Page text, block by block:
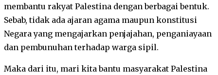
membantu rakyat Palestina dengan berbagai bentuk.
Sebab, tidak ada ajaran agama maupun konstitusi
Negara yang mengajarkan penjajahan, penganiayaan
dan pembunuhan terhadap warga sipil.
Maka dari itu, mari kita bantu masyarakat Palestina